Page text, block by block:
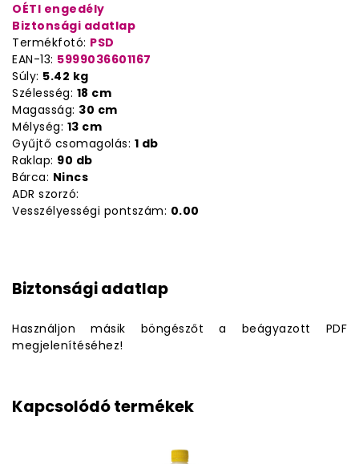
OÉTI engedély
Biztonsági adatlap
Termékfotó: PSD
EAN-13: 5999036601167
Súly: 5.42 kg
Szélesség: 18 cm
Magasság: 30 cm
Mélység: 13 cm
Gyűjtő csomagolás: 1 db
Raklap: 90 db
Bárca: Nincs
ADR szorzó:
Vesszélyességi pontszám: 0.00
Biztonsági adatlap
Használjon másik böngészőt a beágyazott PDF
megjelenítéséhez!
Kapcsolódó termékek